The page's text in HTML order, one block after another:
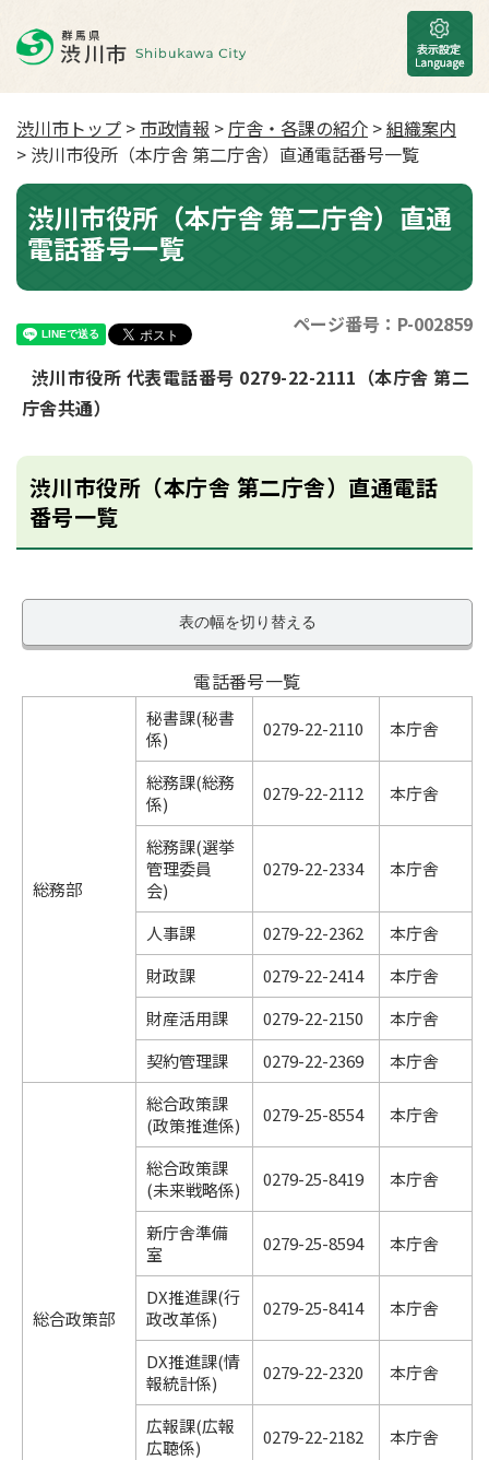
渋川市トップ > 市政情報 >庁舎・各課の紹介 >組織案内
> 渋川市役所（本庁舎 第二庁舎）直通電話番号一覧
渋川市役所（本庁舎 第二庁舎）直通
電話番号一覧
ページ番号：P-002859
渋川市役所 代表電話番号 0279-22-2111（本庁舎 第二
庁舎共通）
渋川市役所（本庁舎 第二庁舎）直通電話
番号一覧
表の幅を切り替える
電話番号一覧
総務部
秘書課(秘書
係)
0279-22-2110 本庁舎
総務課(総務
係)
0279-22-2112 本庁舎
総務課(選挙
管理委員
会)
0279-22-2334 本庁舎
人事課 0279-22-2362
本庁舎
財政課
0279-22-2414
本庁舎
財産活用課
0279-22-2150
本庁舎
契約管理課
0279-22-2369 本庁舎
総合政策部
総合政策課
(政策推進係)
0279-25-8554 本庁舎
総合政策課
(未来戦略係)
0279-25-8419 本庁舎
新庁舎準備
室
0279-25-8594 本庁舎
DX推進課(行
政改革係)
0279-25-8414 本庁舎
DX推進課(情
報統計係)
0279-22-2320 本庁舎
広報課(広報
広聴係)
0279-22-2182 本庁舎